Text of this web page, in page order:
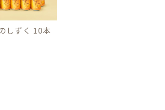
しずく 10本